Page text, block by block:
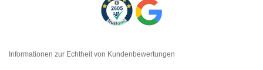
Informationen zur Echtheit von Kundenbewertungen